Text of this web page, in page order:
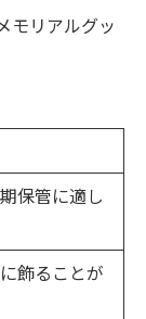
モリアルグッ
保管に適し
飾ることが